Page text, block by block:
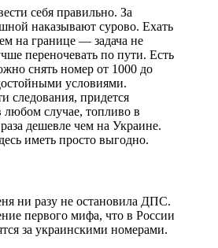
себя правильно. За
наказывают сурово. Ехать
на границе — задача не
переночевать по пути. Есть
снять номер от 1000 до
условиями.
следования, придется
любом случае, топливо в
дешевле чем на Украине.
иметь просто выгодно.
ни разу не остановила ДПС.
первого мифа, что в России
за украинскими номерами.